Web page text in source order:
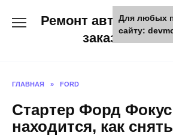
Ремонт авто и мото
заказ
ГЛАВНАЯ » FORD
Стартер Форд
находится, как
Для любых
сайту: